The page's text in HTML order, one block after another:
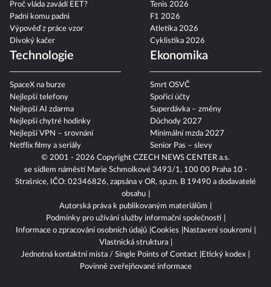
© 2001 - 2026 Copyright CZECH NEWS CENTER a.s.
se sídlem náměstí Marie Schmolkové 3493/1, 100 00 Praha 10 -
Strašnice, IČO: 02346826, zapsána v OR, sp.zn. B 19490 a dodavatelé
obsahu
Autorská práva k publikovaným materiálům
Podmínky pro užívání služby informační společnosti
Informace o zpracování osobních údajů Cookies
Nastavení soukromí
Vlastnická struktura
Jednotná kontaktní místa / Single Points of Contact
Etický kodex
Povinně zveřejňované informace
Proč vláda zavádí EET?
Padni komu padni
Výpověď z práce vzor
Divoký kačer
Tenis 2026
F1 2026
Atletika 2026
Cyklistika 2026
Technologie
SpaceX na burze
Nejlepší telefony
Nejlepší AI zdarma
Nejlepší chytré hodinky
Nejlepší VPN – srovnání
Netflix filmy a seriály
Ekonomika
Smrt OSVČ
Spořicí účty
Superdávka – změny
Důchody 2027
Minimální mzda 2027
Senior Pas – slevy